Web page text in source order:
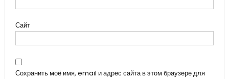
Сайт
Сохранить моё имя, email и адрес сайта в этом браузере для